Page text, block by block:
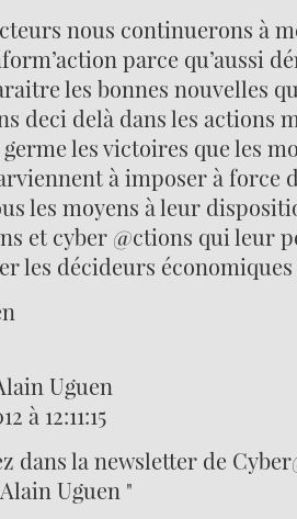
nous continuerons à
parce qu’aussi
les bonnes nouvelles
deci delà dans les actions
les victoires que les
à imposer à force
les moyens à leur
et cyber @ctions qui leur
les décideurs
Uguen
à 12:11:15
dans la newsletter de
Uguen "